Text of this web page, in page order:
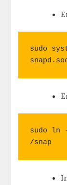
sudo
sudo ln
/snap